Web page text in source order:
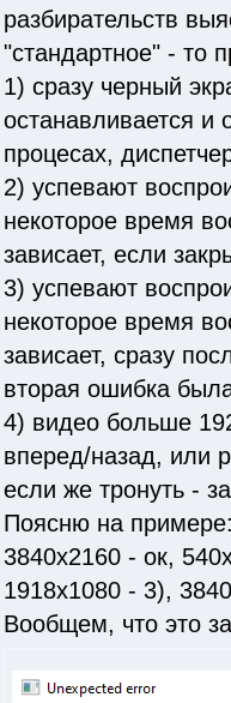
разбирательств
"стандартное" - то
1) сразу черный
останавливается и
процесах,
2) успевают
некоторое время
зависает, если
3) успевают
некоторое время
зависает, сразу
вторая ошибка
4) видео больше
вперед/назад, или
если же тронуть -
Поясню на
3840х2160 - ок,
1918х1080 - 3),
Вообщем, что это